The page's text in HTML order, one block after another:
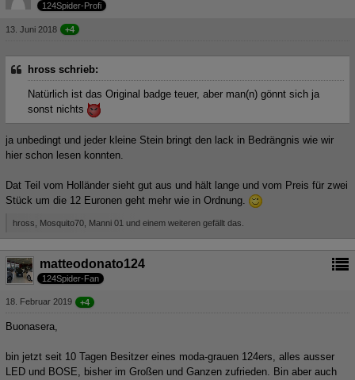
124Spider-Profi
13. Juni 2018 +4
hross schrieb:
Natürlich ist das Original badge teuer, aber man(n) gönnt sich ja
sonst nichts
ja unbedingt und jeder kleine Stein bringt den lack in Bedrängnis wie wir
hier schon lesen konnten.
Dat Teil vom Holländer sieht gut aus und hält lange und vom Preis für zwei
Stück um die 12 Euronen geht mehr wie in Ordnung.
hross, Mosquito70, Manni 01 und einem weiteren gefällt das.
matteodonato124
124Spider-Fan
18. Februar 2019 +4
Buonasera,
bin jetzt seit 10 Tagen Besitzer eines moda-grauen 124ers, alles ausser
LED und BOSE, bisher im Großen und Ganzen zufrieden. Bin aber auch